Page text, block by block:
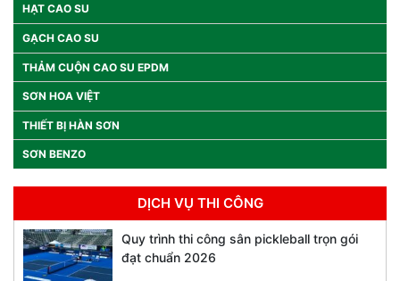
HẠT CAO SU
GẠCH CAO SU
THẢM CUỘN CAO SU EPDM
SƠN HOA VIỆT
THIẾT BỊ HÀN SƠN
SƠN BENZO
DỊCH VỤ THI CÔNG
Quy trình thi công sân pickleball trọn gói
đạt chuẩn 2026